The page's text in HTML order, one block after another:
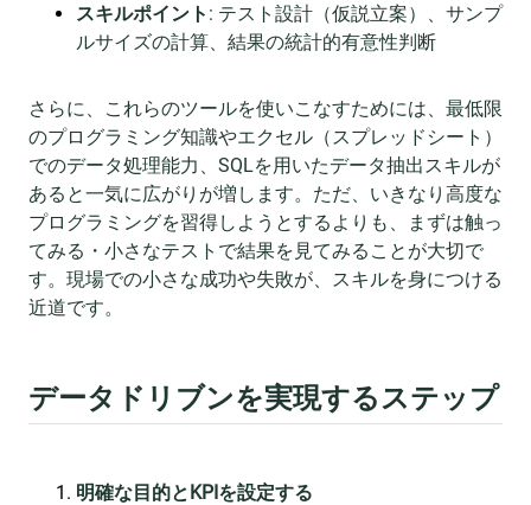
スキルポイント : テスト設計（仮説立案）、サンプ
ルサイズの計算、結果の統計的有意性判断
さらに、これらのツールを使いこなすためには、最低限
のプログラミング知識やエクセル（スプレッドシート）
でのデータ処理能力、SQLを用いたデータ抽出スキルが
あると一気に広がりが増します。ただ、いきなり高度な
プログラミングを習得しようとするよりも、まずは触っ
てみる・小さなテストで結果を見てみることが大切で
す。現場での小さな成功や失敗が、スキルを身につける
近道です。
データドリブンを実現するステップ
明確な目的とKPIを設定する